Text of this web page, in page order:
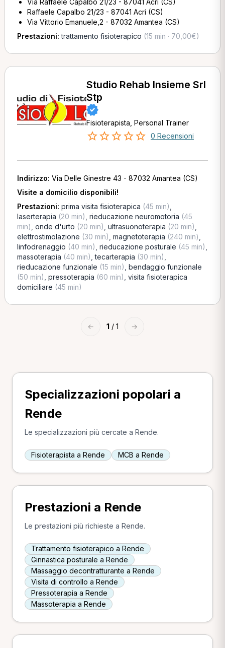
Via Raffaele Capalbo 21/23 - 87041 Acri (CS)
Raffaele Capalbo 21/23 - 87041 Acri (CS)
Via Vittorio Emanuele,2 - 87032 Amantea (CS)
Prestazioni:trattamento fisioterapico (15 min · 70,00€)
Studio Rehab Insieme Srl
Stp
Fisioterapista, Personal Trainer
0 Recensioni
Indirizzo: Via Delle Ginestre 43 - 87032 Amantea (CS)
Visite a domicilio disponibili!
Prestazioni: prima visita fisioterapica (45 min)
laserterapia (20 min) rieducazione neuromotoria (45
min) onde d'urto (20 min) ultrasuonoterapia (20 min)
elettrostimolazione (30 min) magnetoterapia (240 min)
linfodrenaggio (40 min) rieducazione posturale (45 min)
massoterapia (40 min) ,tecarterapia (30 min)
rieducazione funzionale (15 min) bendaggio funzionale
(50 min) pressoterapia (60 min) visita fisioterapica
domiciliare (45 min)
← 1 / 1 →
Specializzazioni popolari a
Rende
Le specializzazioni più cercate a Rende.
Fisioterapista a Rende MCB a Rende
Prestazioni a Rende
Le prestazioni più richieste a Rende.
Trattamento fisioterapico a Rende
Ginnastica posturale a Rende
Massaggio decontratturante a Rende
Visita di controllo a Rende
Pressoterapia a Rende
Massoterapia a Rende